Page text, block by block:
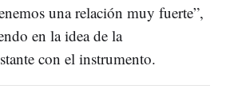
una relación muy fuerte”,
en la idea de la
con el instrumento.